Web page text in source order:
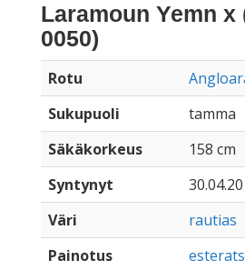
Laramoun Yemn x
0050)
Rotu
Sukupuoli
tamma
Säkäkorkeus
158 cm
Syntynyt
Väri
rautias
Painotus